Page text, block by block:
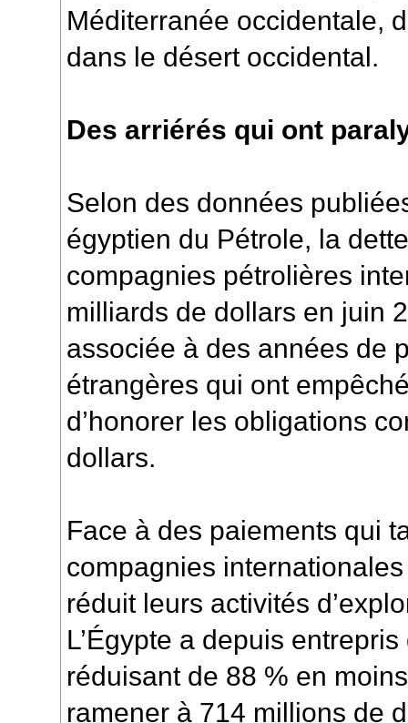
Méditerranée occidentale,
dans le désert occidental.
Des arriérés qui ont
Selon des données
égyptien du Pétrole, la
compagnies pétrolières
milliards de dollars en juin
associée à des années de
étrangères qui ont
d’honorer les obligations
dollars.
Face à des paiements qui
compagnies
réduit leurs activités
L’Égypte a depuis
réduisant de 88 % en
ramener à 714 millions de